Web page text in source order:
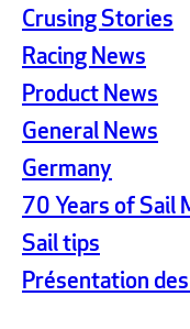
Crusing Stories
Racing News
Product News
General News
Germany
70 Years of Sail
Sail tips
Présentation